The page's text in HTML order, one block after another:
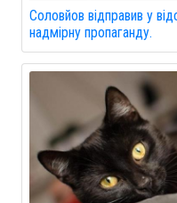
Соловйов відправив у
надмірну пропаганду.